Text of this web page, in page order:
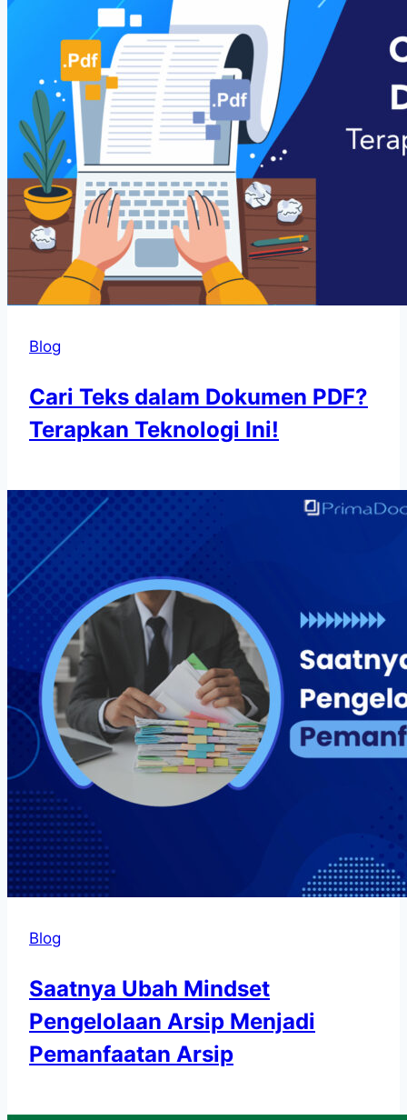
Blog
Cari Teks dalam Dokumen PDF?
Terapkan Teknologi Ini!
Blog
Saatnya Ubah Mindset
Pengelolaan Arsip Menjadi
Pemanfaatan Arsip